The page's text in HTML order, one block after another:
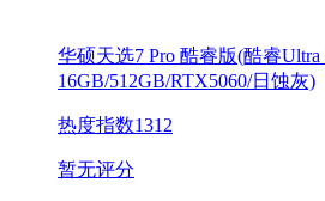
华硕天选7 Pro 酷睿版(酷睿Ultra
16GB/512GB/RTX5060/日蚀灰)
热度指数1312
暂无评分